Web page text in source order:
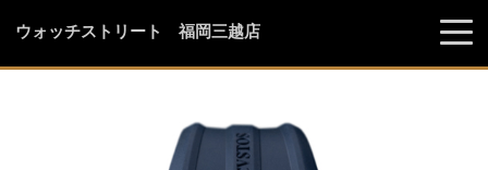
ウォッチストリート 福岡三越店